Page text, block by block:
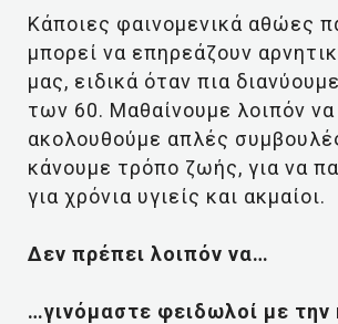
Κάποιες φαινομενικά αθώες
μπορεί να επηρεάζουν
μας, ειδικά όταν πια
των 60. Μαθαίνουμε λοιπόν να
ακολουθούμε απλές
κάνουμε τρόπο ζωής, για να
για χρόνια υγιείς και ακμαίοι.
Δεν πρέπει λοιπόν να…
…γινόμαστε φειδωλoί με